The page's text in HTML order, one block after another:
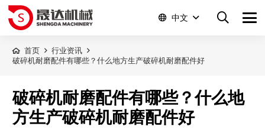
中文
首页
行业资讯
破碎机耐磨配件有哪些？什么地方生产破碎机耐磨配件好
破碎机耐磨配件有哪些？什么地
方生产破碎机耐磨配件好